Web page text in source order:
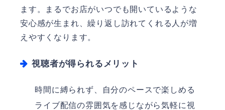
ます。まるでお店がいつでも開いているような
安心感が生まれ、繰り返し訪れてくれる人が増
えやすくなります。
視聴者が得られるメリット
時間に縛られず、自分のペースで楽しめる
ライブ配信の雰囲気を感じながら気軽に視